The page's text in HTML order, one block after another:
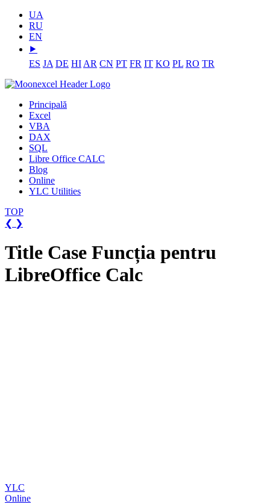
UA
RU
EN
⯈
ES JA DE HI AR CN PT FR IT KO PL RO TR
Principală
Excel
VBA
DAX
SQL
Libre Office CALC
Blog
Online
YLC Utilities
TOP
❮ ❯
Title Case Funcția pentru
LibreOffice Calc
YLC
Online